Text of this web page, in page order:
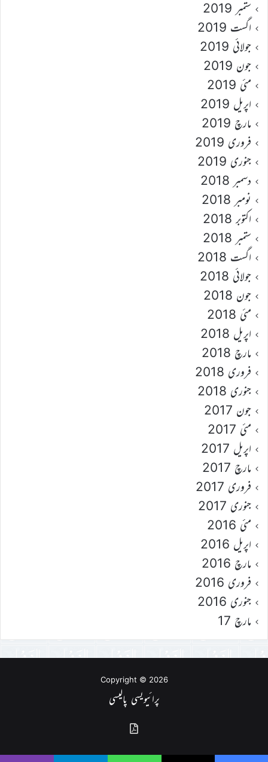
ستمبر 2019
اگست 2019
جولائی 2019
جون 2019
مئی 2019
اپریل 2019
مارچ 2019
فروری 2019
جنوری 2019
دسمبر 2018
نومبر 2018
اکتوبر 2018
ستمبر 2018
اگست 2018
جولائی 2018
جون 2018
مئی 2018
اپریل 2018
مارچ 2018
فروری 2018
جنوری 2018
جون 2017
مئی 2017
اپریل 2017
مارچ 2017
فروری 2017
جنوری 2017
مئی 2016
اپریل 2016
مارچ 2016
فروری 2016
جنوری 2016
مارچ 17
Copyright © 2026
پرائیویسی پالیسی
گذشتہ
شمارے